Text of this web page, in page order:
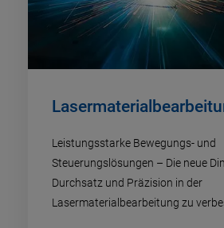
Leistungsstarke Bewegungs- und
Steuerungslösungen – Die neue
Durchsatz und Präzision in der
Lasermaterialbearbeitung zu